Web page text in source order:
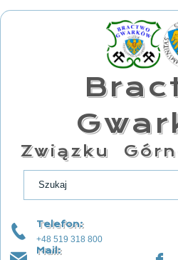
Związku
Telefon:
+48 519 318 800
Mail: